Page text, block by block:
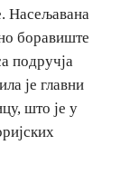
Насељавана
боравиште
подручја
је главни
што је у